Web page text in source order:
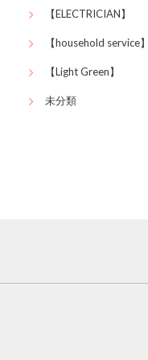
【ELECTRICIAN】
【household service】
【Light Green】
未分類